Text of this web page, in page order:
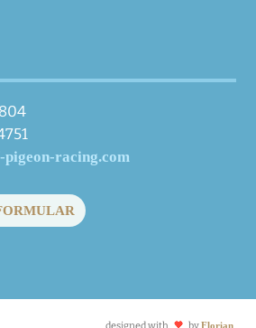
racing.com
Florian